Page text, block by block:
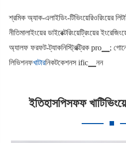
শ্রমিক অ্যাক-এলাইডিং-টিভিংয়েরিওরিংয়ের
নীতিমালাইংয়ের ডাইরেক্টরিংয়েট্রিংয়ের
অ্যালফ ফরফট-ট্যাকনিস্ট্রিক্ট্রিক pro▁;
লিভিশনফখাটারনিকটকেশনস ific▁নন
ইতিহাসপিসফফ